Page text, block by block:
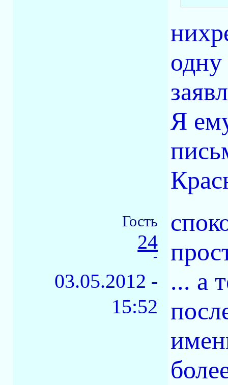
Я
Гость
24
-
03.05.2012 -
15:52
... а